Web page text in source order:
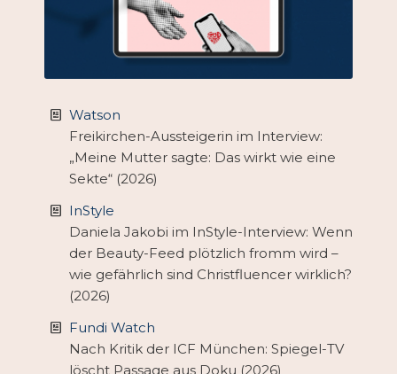
Watson
Freikirchen-Aussteigerin im Interview:
„Meine Mutter sagte: Das wirkt wie eine
Sekte“ (2026)
InStyle
Daniela Jakobi im InStyle-Interview: Wenn
der Beauty-Feed plötzlich fromm wird –
wie gefährlich sind Christfluencer wirklich?
(2026)
Fundi Watch
Nach Kritik der ICF München: Spiegel-TV
löscht Passage aus Doku (2026)